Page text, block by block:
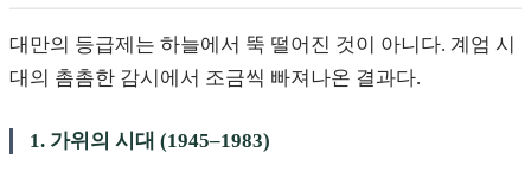
대만의 등급제는 하늘에서 뚝 떨어진 것이 아니다. 계엄 시
대의 촘촘한 감시에서 조금씩 빠져나온 결과다.
1. 가위의 시대 (1945–1983)